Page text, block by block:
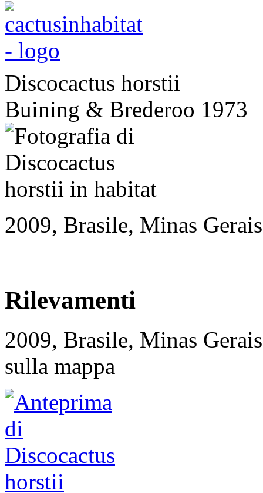
Discocactus horstii
Buining & Brederoo 1973
2009, Brasile, Minas Gerais
Rilevamenti
2009, Brasile, Minas
sulla mappa